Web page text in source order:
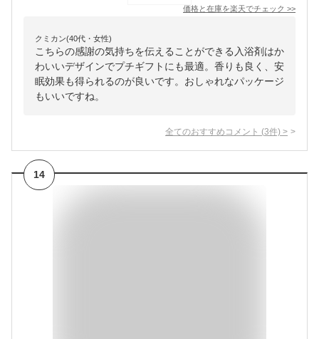
価格と在庫を楽天でチェック >>
クミカン(40代・女性)
こちらの感謝の気持ちを伝えることができる入浴剤はか
わいいデザインでプチギフトにも最適。香りも良く、安
眠効果も得られるのが良いです。おしゃれなパッケージ
もいいですね。
全てのおすすめコメント (3件) >
14